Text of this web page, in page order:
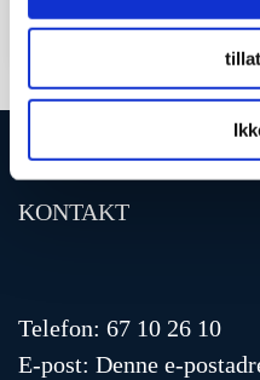
KONTAKT
Telefon: 67 10 26 10
E-post: Denne e-